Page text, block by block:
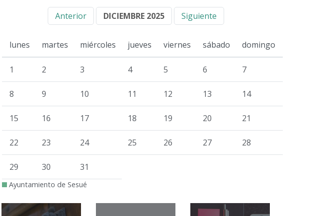
Anterior DICIEMBRE 2025 Siguiente
lunes martes miércoles jueves viernes sábado domingo
1 2 3 4 5 6 7
8 9 10 11 12 13 14
15 16 17 18 19 20 21
22 23 24 25 26 27 28
29 30 31
Ayuntamiento de Sesué